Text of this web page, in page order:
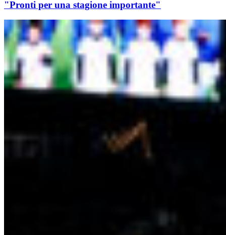
"Pronti per una stagione importante"